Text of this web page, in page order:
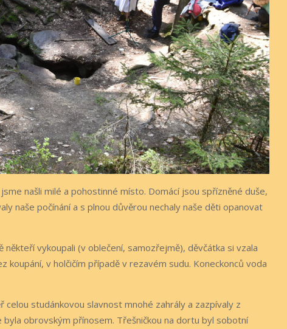
našli milé a pohostinné místo. Domácí jsou spřízněné duše,
naše počínání a s plnou důvěrou nechaly naše děti opanovat
vykoupali (v oblečení, samozřejmě), děvčátka si vzala
v holčičím případě v rezavém sudu. Koneckonců voda
studánkovou slavnost mnohé zahrály a zazpívaly z
obrovským přínosem. Třešničkou na dortu byl sobotní